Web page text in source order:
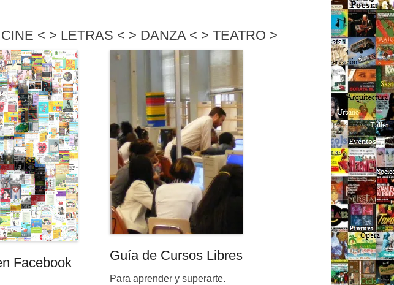
< > LETRAS < > DANZA < > TEATRO >
Facebook Guía de Cursos Libres
Para aprender y superarte.